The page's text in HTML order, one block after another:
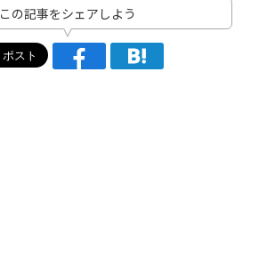
この記事をシェアしよう